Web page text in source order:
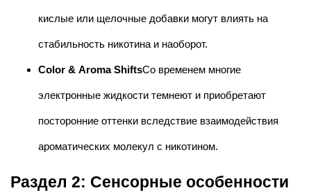
кислые или щелочные добавки могут влиять на
стабильность никотина и наоборот.
Color & Aroma ShiftsСо временем многие
электронные жидкости темнеют и приобретают
посторонние оттенки вследствие взаимодействия
ароматических молекул с никотином.
Раздел 2: Сенсорные особенности